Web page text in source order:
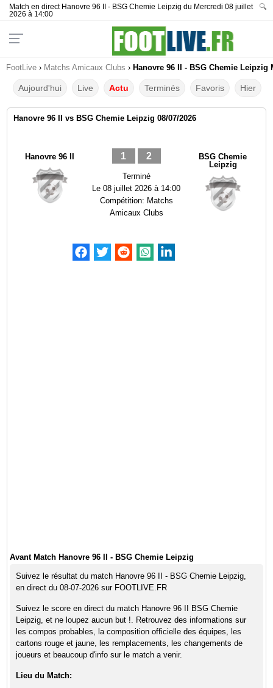
Match en direct Hanovre 96 II - BSG Chemie Leipzig du Mercredi 08 juillet
2026 à 14:00
🔍
FootLive › Matchs Amicaux Clubs › Hanovre 96 II - BSG Chemie Leipzig
Aujourd'hui Live Actu Terminés Favoris Hier
Hanovre 96 II vs BSG Chemie Leipzig 08/07/2026
Hanovre 96 II 1 2
Terminé
Le08 juillet 2026 à 14:00
Compétition: Matchs
Amicaux Clubs
BSG Chemie
Leipzig
Avant Match Hanovre 96 II - BSG Chemie Leipzig
Suivez le résultat du match Hanovre 96 II - BSG Chemie Leipzig,
en direct du 08-07-2026 sur FOOTLIVE.FR
Suivez le score en direct du match Hanovre 96 II BSG Chemie
Leipzig, et ne loupez aucun but !. Retrouvez des informations sur
les compos probables, la composition officielle des équipes, les
cartons rouge et jaune, les remplacements, les changements de
joueurs et beaucoup d'info sur le match a venir.
Lieu du Match: